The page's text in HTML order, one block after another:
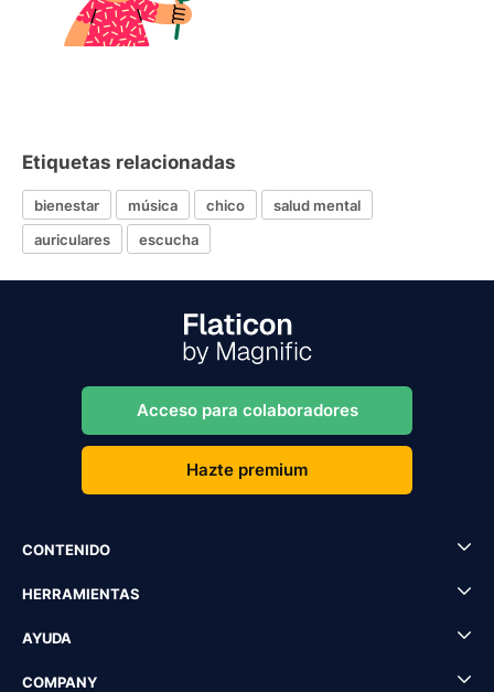
Etiquetas relacionadas
bienestar música chico
salud mental
auriculares
escucha
Acceso para colaboradores
Hazte premium
CONTENIDO
HERRAMIENTAS
AYUDA
COMPANY